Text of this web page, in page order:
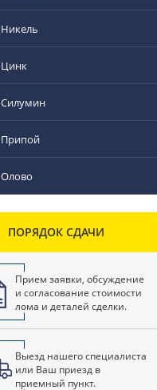
Никель
Цинк
Силумин
Припой
Олово
ПОРЯДОК СДАЧИ
Прием заявки, обсуждение
и согласование стоимости
лома и деталей сделки.
Выезд нашего специалиста
или Ваш приезд в
приемный пункт.